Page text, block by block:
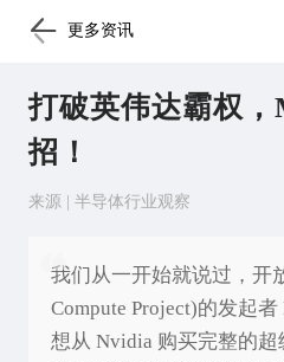
更多资讯
打破英伟达霸权
招！
来源 | 半导体行业观察
我们从一开始就说过，开
Compute Project)的发起
想从 Nvidia 购买完整的